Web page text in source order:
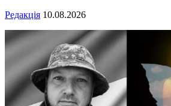
Редакція 10.08.2026